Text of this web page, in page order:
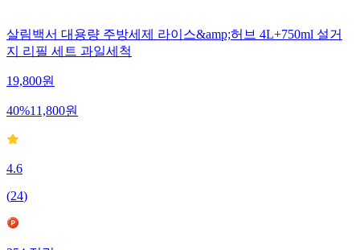
살림백서 대용량 주방세제 라이스&amp;허브 4L+750ml 설거
지 리필 세트 과일세척
19,800원
40%11,800원
4.6
(24)